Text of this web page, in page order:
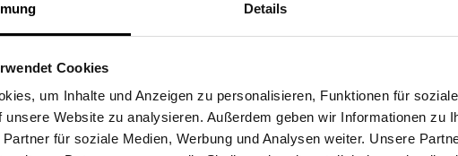
Details
Cookies
um Inhalte und Anzeigen zu personalisieren, Funktionen für
unsere Website zu analysieren. Außerdem geben wir Informationen zu
für soziale Medien, Werbung und Analysen weiter. Unsere
UNS
Vorteile
WISSENSWERTES
Fleurop-Blog
Blumenarten